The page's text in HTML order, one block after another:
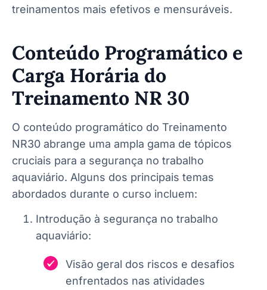
treinamentos mais efetivos e mensuráveis.
Conteúdo Programático e
Carga Horária do
Treinamento NR 30
O conteúdo programático do Treinamento
NR30 abrange uma ampla gama de tópicos
cruciais para a segurança no trabalho
aquaviário. Alguns dos principais temas
abordados durante o curso incluem:
Introdução à segurança no trabalho
aquaviário:
Visão geral dos riscos e desafios
enfrentados nas atividades